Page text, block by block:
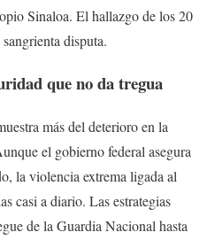
Sinaloa. El hallazgo de los 20
disputa.
que no da tregua
más del deterioro en la
el gobierno federal asegura
la violencia extrema ligada al
casi a diario. Las estrategias
de la Guardia Nacional hasta